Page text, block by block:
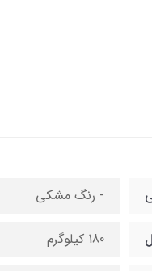
- رنگ مشکی
180 کیلوگرم